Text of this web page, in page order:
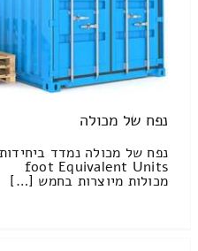
נפח של מכולה
foot Equivalent Units
מכולות מיוצרות בחמש […]